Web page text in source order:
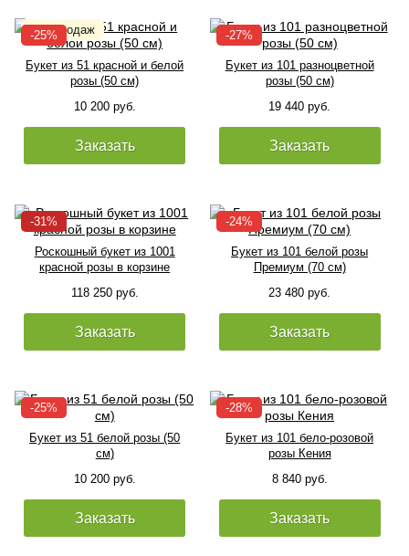
Букет из 51 красной и белой
розы (50 см)
10 200 руб.
Заказать
Букет из 101 разноцветной
розы (50 см)
19 440 руб.
Заказать
Роскошный букет из 1001
красной розы в корзине
118 250 руб.
Заказать
Букет из 101 белой розы
Премиум (70 см)
23 480 руб.
Заказать
Букет из 51 белой розы (50
см)
10 200 руб.
Заказать
Букет из 101 бело-розовой
розы Кения
8 840 руб.
Заказать